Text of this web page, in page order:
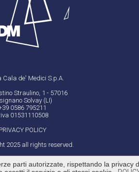
Cala de' Medici S.p.A.
Straulino, 1 - 57016
Solvay (LI)
0586 795211
01531110508
POLICY
2025 all rights reserved.
parti autorizzate, rispettando la privacy